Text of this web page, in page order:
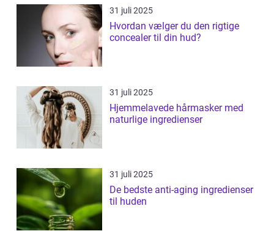
31 juli 2025
Hvordan vælger du den rigtige
concealer til din hud?
31 juli 2025
Hjemmelavede hårmasker med
naturlige ingredienser
31 juli 2025
De bedste anti-aging ingredienser
til huden